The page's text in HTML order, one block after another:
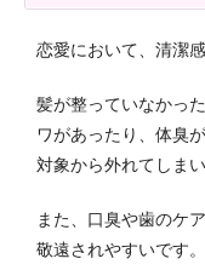
恋愛において、清潔
髪が整っていなかっ
ワがあったり、体臭
対象から外れてしまい
また、口臭や歯のケ
敬遠されやすいです。